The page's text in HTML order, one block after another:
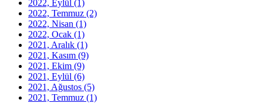
2022, Eylül (1)
2022, Temmuz (2)
2022, Nisan (1)
2022, Ocak (1)
2021, Aralık (1)
2021, Kasım (9)
2021, Ekim (9)
2021, Eylül (6)
2021, Ağustos (5)
2021, Temmuz (1)